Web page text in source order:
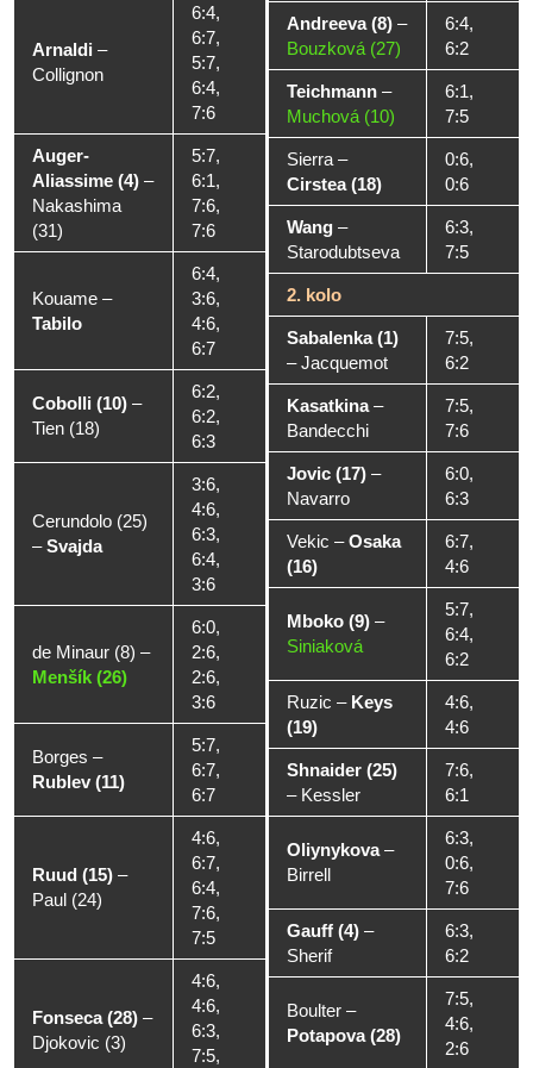
Arnaldi –
Collignon
6:4,
6:7,
5:7,
6:4,
7:6
Auger-
Aliassime (4) –
Nakashima
(31)
5:7,
6:1,
7:6,
7:6
Kouame –
Tabilo
6:4,
3:6,
4:6,
6:7
Cobolli (10) –
Tien (18)
6:2,
6:2,
6:3
Cerundolo (25)
–Svajda
3:6,
4:6,
6:3,
6:4,
3:6
de Minaur (8) –
Menšík (26)
6:0,
2:6,
2:6,
3:6
Borges –
Rublev (11)
5:7,
6:7,
6:7
Ruud (15) –
Paul (24)
4:6,
6:7,
6:4,
7:6,
7:5
Fonseca (28) –
Djokovic (3)
4:6,
4:6,
6:3,
7:5,
Andreeva (8) –
Bouzková (27)
6:4,
6:2
Teichmann –
Muchová (10)
6:1,
7:5
Sierra –
Cirstea (18)
0:6,
0:6
Wang –
Starodubtseva
6:3,
7:5
2. kolo
Sabalenka (1)
–Jacquemot
7:5,
6:2
Kasatkina–
Bandecchi
7:5,
7:6
Jovic (17) –
Navarro
6:0,
6:3
Vekic –Osaka
(16)
6:7,
4:6
Mboko (9) –
Siniaková
5:7,
6:4,
6:2
Ruzic – Keys
(19)
4:6,
4:6
Shnaider (25)
– Kessler
7:6,
6:1
Oliynykova–
Birrell
6:3,
0:6,
7:6
Gauff (4) –
Sherif
6:3,
6:2
Boulter –
Potapova (28)
7:5,
4:6,
2:6